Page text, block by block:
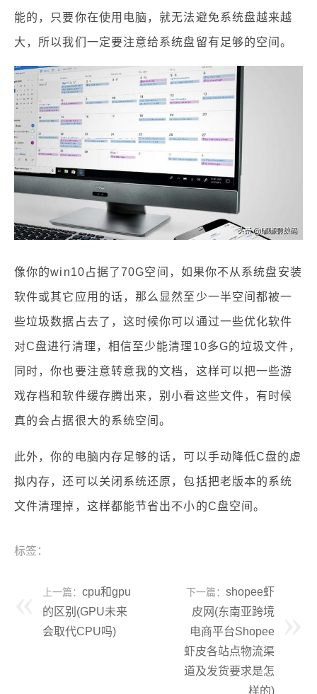
能的，只要你在使用电脑，就无法避免系统盘越来越
大，所以我们一定要注意给系统盘留有足够的空间。
像你的win10占据了70G空间，如果你不从系统盘安装
软件或其它应用的话，那么显然至少一半空间都被一
些垃圾数据占去了，这时候你可以通过一些优化软件
对C盘进行清理，相信至少能清理10多G的垃圾文件，
同时，你也要注意转意我的文档，这样可以把一些游
戏存档和软件缓存腾出来，别小看这些文件，有时候
真的会占据很大的系统空间。
此外，你的电脑内存足够的话，可以手动降低C盘的虚
拟内存，还可以关闭系统还原，包括把老版本的系统
文件清理掉，这样都能节省出不小的C盘空间。
标签：
上一篇： cpu和gpu
的区别(GPU未来
会取代CPU吗)
下一篇： shopee虾
皮网(东南亚跨境
电商平台Shopee
虾皮各站点物流渠
道及发货要求是怎
样的)